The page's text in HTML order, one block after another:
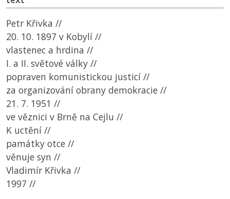
Petr Křivka //
20. 10. 1897 v Kobylí //
vlastenec a hrdina //
I. a II. světové války //
popraven komunistickou justicí //
za organizování obrany demokracie //
21. 7. 1951 //
ve věznici v Brně na Cejlu //
K uctění //
památky otce //
věnuje syn //
Vladimír Křivka //
1997 //